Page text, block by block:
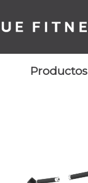
Productos